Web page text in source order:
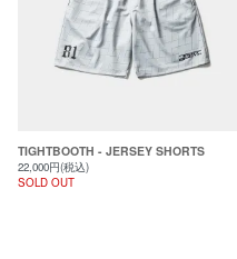
TIGHTBOOTH - JERSEY SHORTS
22,000円(税込)
SOLD OUT